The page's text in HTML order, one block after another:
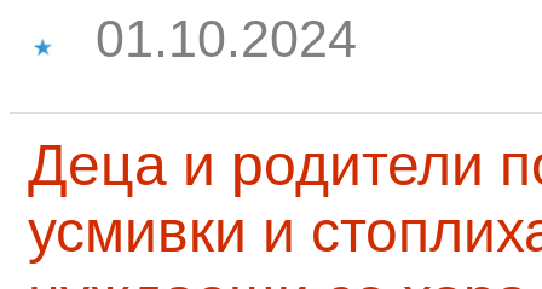
01.10.2024
Деца и родители
усмивки и